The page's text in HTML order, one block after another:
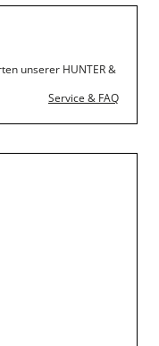
unserer HUNTER &
Service & FAQ